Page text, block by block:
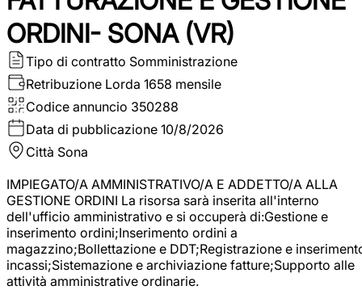
ORDINI- SONA (VR)
Tipo di contratto Somministrazione
Retribuzione Lorda 1658 mensile
Codice annuncio 350288
Data di pubblicazione 10/8/2026
Città Sona
IMPIEGATO/A AMMINISTRATIVO/A E ADDETTO/A ALLA
GESTIONE ORDINI La risorsa sarà inserita all'interno
dell'ufficio amministrativo e si occuperà di:Gestione e
inserimento ordini;Inserimento ordini a
magazzino;Bollettazione e DDT;Registrazione e
incassi;Sistemazione e archiviazione fatture;Supporto alle
attività amministrative ordinarie.